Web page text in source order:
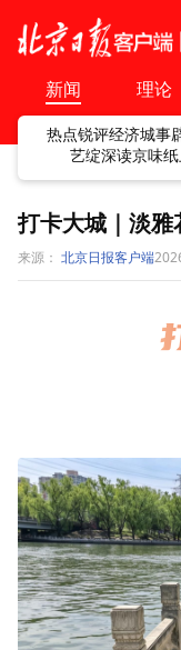
新闻 理论
热点锐评经济城事
艺绽深读京味
打卡大城｜淡
来源： 北京日报客户端